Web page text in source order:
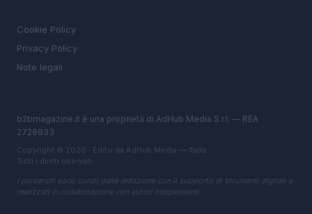
Cookie Policy
Privacy Policy
Note legali
b2bmagazine.it è una proprietà di AdHub Media S.r.l. — REA
2729933
Copyright © 2026 · Edito da AdHub Media — Italia
Tutti i diritti riservati
I contenuti sono curati dalla redazione con il supporto di strumenti digitali e
realizzati in collaborazione con autori indipendenti.